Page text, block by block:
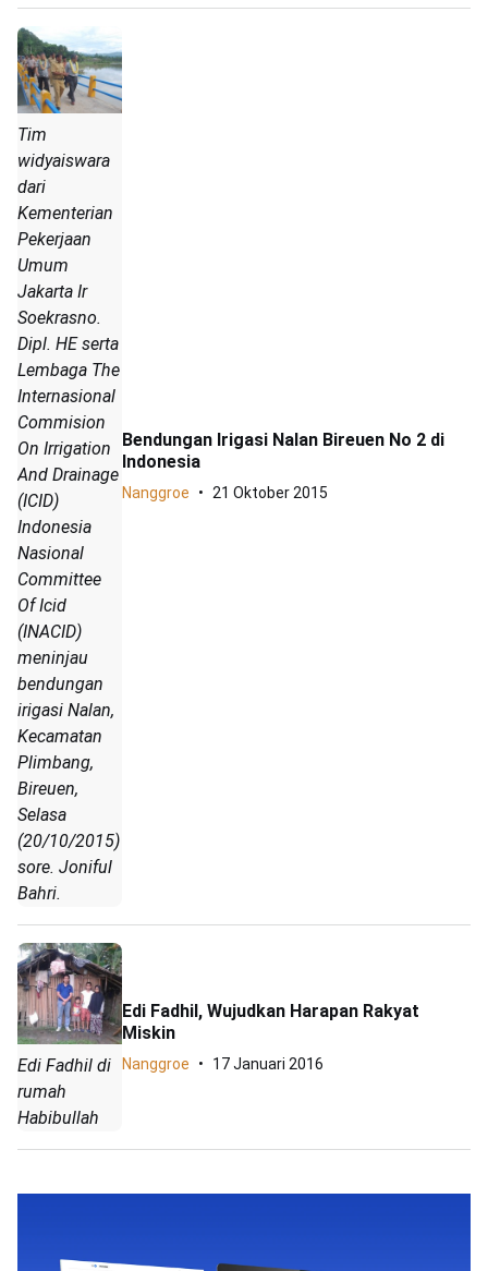
Tim
widyaiswara
dari
Kementerian
Pekerjaan
Umum
Jakarta Ir
Soekrasno.
Dipl. HE serta
Lembaga The
Internasional
Commision
On Irrigation
And Drainage
(ICID)
Indonesia
Nasional
Committee
Of Icid
(INACID)
meninjau
bendungan
irigasi Nalan,
Kecamatan
Plimbang,
Bireuen,
Selasa
(20/10/2015)
sore. Joniful
Bahri.
Bendungan Irigasi Nalan Bireuen No 2 di
Indonesia
Nanggroe 21 Oktober 2015
Edi Fadhil di
rumah
Habibullah
Edi Fadhil, Wujudkan Harapan Rakyat
Miskin
Nanggroe 17 Januari 2016